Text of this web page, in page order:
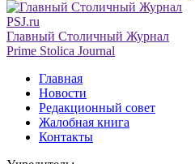
PSJ.ru
Главный Столичный Журнал
Prime Stolica Journal
Главная
Новости
Редакционный совет
Жалобная книга
Контакты